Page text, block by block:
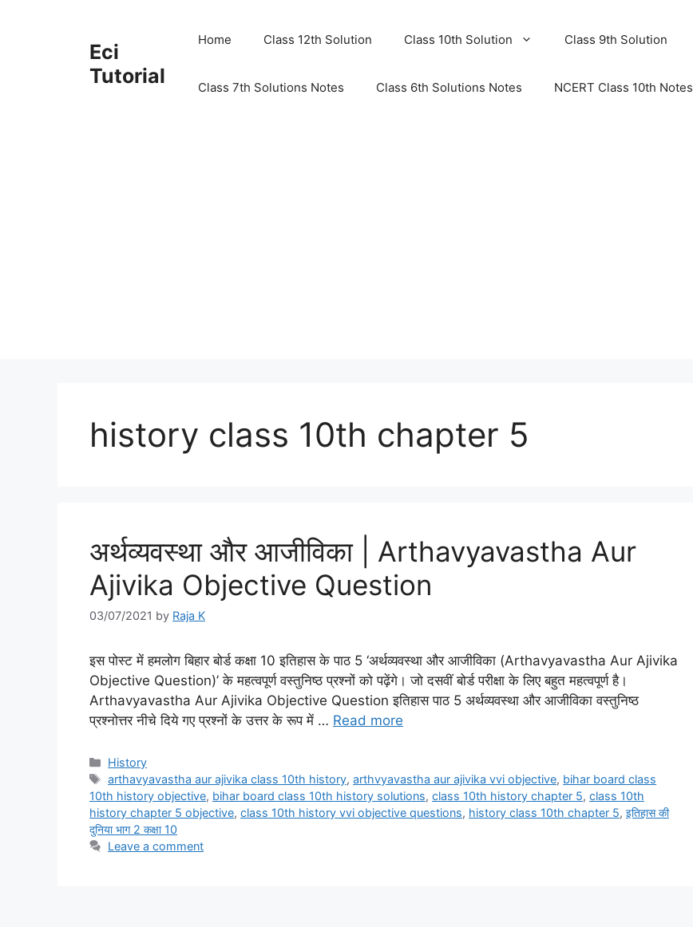
Eci
Tutorial
Home Class 12th Solution Class 10th Solution Class 9th Solution
Class 7th Solutions Notes Class 6th Solutions Notes NCERT Class 10th Notes
history class 10th chapter 5
अर्थव्‍यवस्‍था और आजीविका | Arthavyavastha Aur
Ajivika Objective Question
03/07/2021 by Raja K
इस पोस्‍ट में हमलोग बिहार बोर्ड कक्षा 10 इतिहास के पाठ 5 ‘अर्थव्‍यवस्‍था और आजीविका (Arthavyavastha Aur Ajivika
Objective Question)’ के महत्‍वपूर्ण वस्‍तुनिष्‍ठ प्रश्‍नों को पढ़ेंगे। जो दसवीं बोर्ड परीक्षा के लिए बहुत महत्‍वपूर्ण है।
Arthavyavastha Aur Ajivika Objective Question इतिहास पाठ 5 अर्थव्‍यवस्‍था और आजीविका वस्तुनिष्ठ
प्रश्नोत्तर नीचे दिये गए प्रश्नों के उत्तर के रूप में … Read more
Categories
History
Tags
arthavyavastha aur ajivika class 10th history,arthvyavastha aur ajivika vvi objective, bihar board class
10th history objective, bihar board class 10th history solutions, class 10th history chapter 5, class 10th
history chapter 5 objective, class 10th history vvi objective questions, history class 10th chapter 5, इतिहास की
दुनिया भाग 2 कक्षा 10
Leave a comment